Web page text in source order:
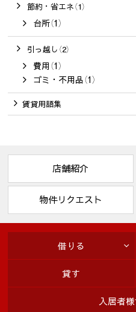
節約・省エネ（1）
台所（1）
引っ越し（2）
費用（1）
ゴミ・不用品（1）
賃貸用語集
店舗紹介
物件リクエスト
借りる
貸す
入居者